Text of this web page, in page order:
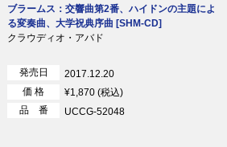
ブラームス：交響曲第2番、ハイドンの主題によ
る変奏曲、大学祝典序曲 [SHM-CD]
クラウディオ・アバド
発売日
2017.12.20
価 格
¥1,870 (税込)
品 番
UCCG-52048